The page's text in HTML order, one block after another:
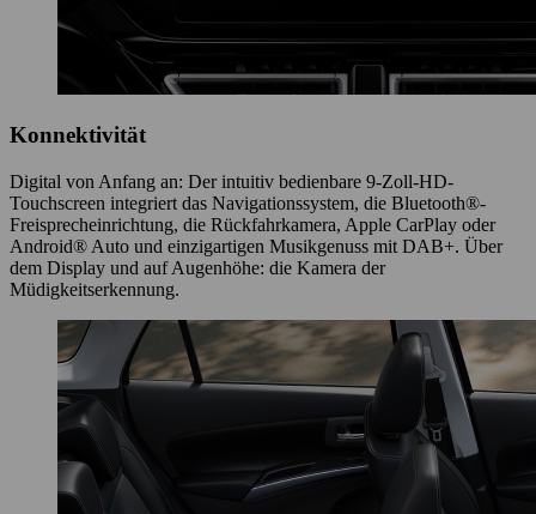
Konnektivität
Digital von Anfang an: Der intuitiv bedienbare 9-Zoll-HD-
Touchscreen integriert das Navigationssystem, die Bluetooth®-
Freisprecheinrichtung, die Rückfahrkamera, Apple CarPlay oder
Android® Auto und einzigartigen Musikgenuss mit DAB+. Über
dem Display und auf Augenhöhe: die Kamera der
Müdigkeitserkennung.